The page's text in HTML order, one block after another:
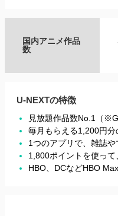
国内アニメ作品
数
U-NEXTの特徴
見放題作品数No.1（
毎月もらえる1,200円分
1つのアプリで、雑誌や
1,800ポイントを使っ
HBO、DCなどHBO